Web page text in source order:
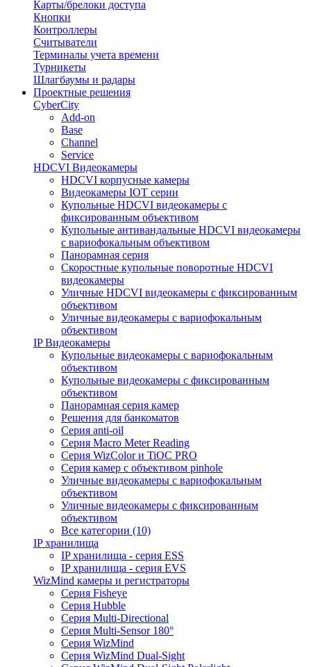
Карты/брелоки доступа
Кнопки
Контроллеры
Считыватели
Терминалы учета времени
Турникеты
Шлагбаумы и радары
Проектные решения
CyberCity
Add-on
Base
Channel
Service
HDCVI Видеокамеры
HDCVI корпусные камеры
Видеокамеры IOT серии
Купольные HDCVI видеокамеры с
фиксированным объективом
Купольные антивандальные HDCVI видеокамеры
с вариофокальным объективом
Панорамная серия
Скоростные купольные поворотные HDCVI
видеокамеры
Уличные HDCVI видеокамеры с фиксированным
объективом
Уличные видеокамеры с вариофокальным
объективом
IP Видеокамеры
Купольные видеокамеры с вариофокальным
объективом
Купольные видеокамеры с фиксированным
объективом
Панорамная серия камер
Решения для банкоматов
Серия anti-oil
Серия Macro Meter Reading
Серия WizColor и TiOC PRO
Серия камер с объективом pinhole
Уличные видеокамеры с вариофокальным
объективом
Уличные видеокамеры с фиксированным
объективом
Все категории (10)
IP хранилища
IP хранилища - серия ESS
IP хранилища - серия EVS
WizMind камеры и регистраторы
Серия Fisheye
Серия Hubble
Серия Multi-Directional
Серия Multi-Sensor 180°
Серия WizMind
Серия WizMind Dual-Sight